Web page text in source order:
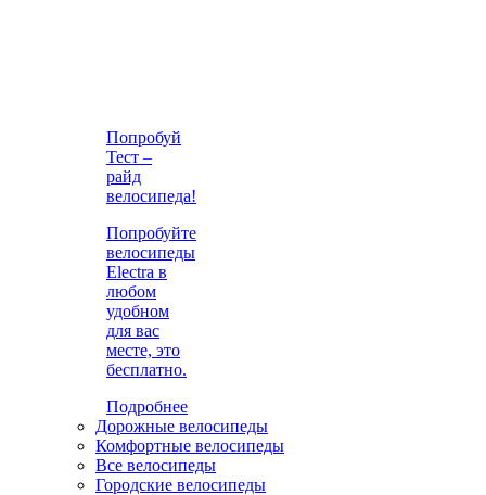
Попробуй
Тест –
райд
велосипеда!
Попробуйте
велосипеды
Electra в
любом
удобном
для вас
месте, это
бесплатно.
Подробнее
Дорожные велосипеды
Комфортные велосипеды
Все велосипеды
Городские велосипеды